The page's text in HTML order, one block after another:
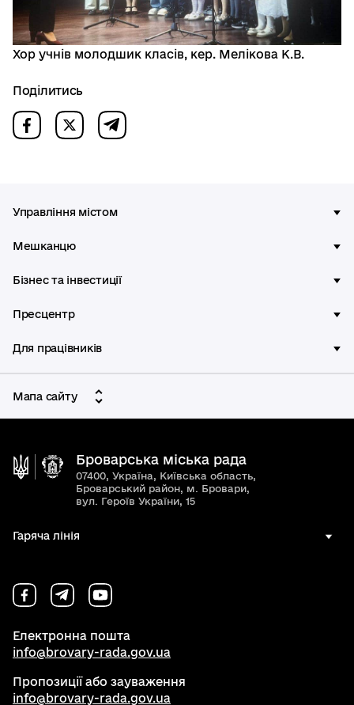
Хор учнів молодшик класів, кер. Мелікова К.В.
Поділитись
Управління містом
Мешканцю
Бізнес та інвестиції
Пресцентр
Для працівників
Мапа сайту
Броварська міська рада
07400, Україна, Київська область,
Броварський район, м. Бровари,
вул. Героїв України, 15
Гаряча лінія
Електронна пошта
info@brovary-rada.gov.ua
Пропозиції або зауваження
info@brovary-rada.gov.ua